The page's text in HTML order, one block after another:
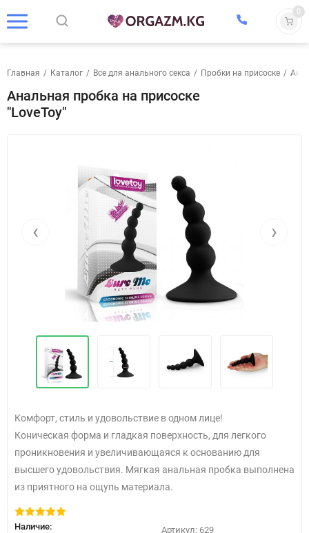
0
Главная / Каталог / Все для анального секса / Пробки на присоске /
Анальная пробка на присоске
"LoveToy"
‹ ›
Комфорт, стиль и удовольствие в одном лице!
Коническая форма и гладкая поверхность, для легкого
проникновения и увеличивающаяся к основанию для
высшего удовольствия. Мягкая анальная пробка выполнена
из приятного на ощупь материала.
Наличие:
Артикул: 629